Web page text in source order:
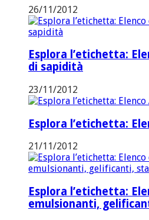
26/11/2012
Esplora l’etichetta:
di sapidità
23/11/2012
Esplora l’etichetta:
21/11/2012
Esplora l’etichetta:
emulsionanti,